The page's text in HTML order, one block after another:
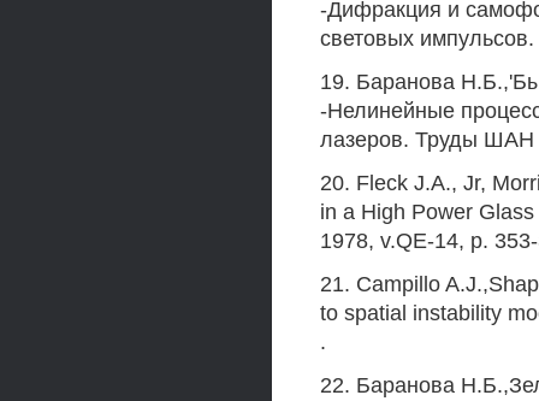
-Дифракция и
световых
19. Баранова
-Нелинейные
лазеров. Труды ШАН
20. Fleck J.A., Jr,
in a High Power
1978, v.QE-14, p.
21. Campillo
to spatial instability
.
22. Баранова